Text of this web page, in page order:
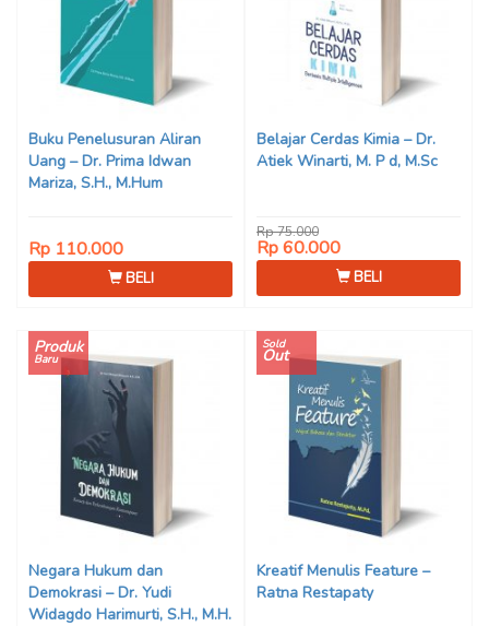
Buku Penelusuran Aliran
Uang – Dr. Prima Idwan
Mariza, S.H., M.Hum
Rp 110.000
BELI
Belajar Cerdas Kimia – Dr.
Atiek Winarti, M. P d, M.Sc
Rp 75.000
Rp 60.000
BELI
Produk
Baru
Negara Hukum dan
Demokrasi – Dr. Yudi
Widagdo Harimurti, S.H., M.H.
Sold
Out
Kreatif Menulis Feature –
Ratna Restapaty